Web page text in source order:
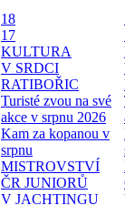
18
17
KULTURA
V SRDCI
RATIBOŘIC
Turisté zvou na své
akce v srpnu 2026
Kam za kopanou v
srpnu
MISTROVSTVÍ
ČR JUNIORŮ
V JACHTINGU